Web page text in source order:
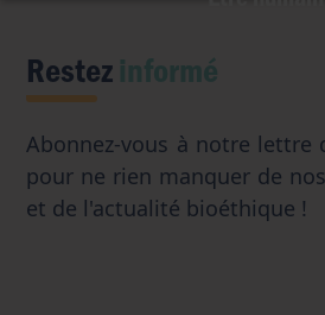
Restezinformé
Abonnez-vous à notre lettre
pour ne rien manquer de
et de l'actualité bioéthique !